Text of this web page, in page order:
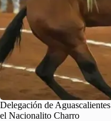
Delegación de
el Nacionalito Charro